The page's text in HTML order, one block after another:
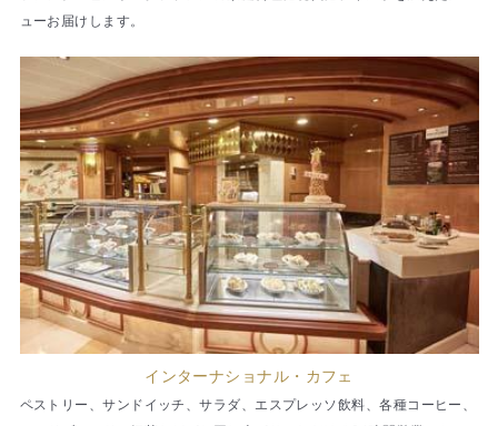
ューお届けします。
インターナショナル・カフェ
ペストリー、サンドイッチ、サラダ、エスプレッソ飲料、各種コーヒー、